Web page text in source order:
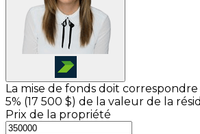
La mise de fonds doit
5% (17 500 $) de la valeur de la
Prix de la propriété